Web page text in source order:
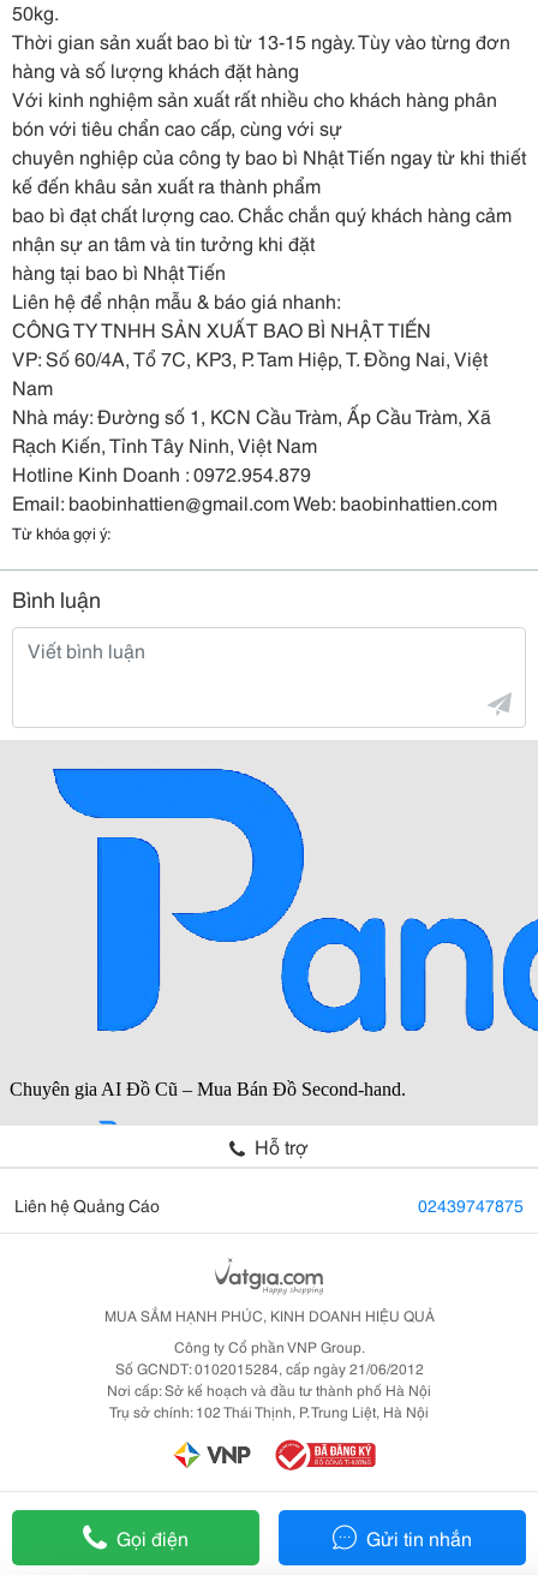
50kg.
Thời gian sản xuất bao bì từ 13-15 ngày. Tùy vào từng đơn
hàng và số lượng khách đặt hàng
Với kinh nghiệm sản xuất rất nhiều cho khách hàng phân
bón với tiêu chẩn cao cấp, cùng với sự
chuyên nghiệp của công ty bao bì Nhật Tiến ngay từ khi thiết
kế đến khâu sản xuất ra thành phẩm
bao bì đạt chất lượng cao. Chắc chắn quý khách hàng cảm
nhận sự an tâm và tin tưởng khi đặt
hàng tại bao bì Nhật Tiến
Liên hệ để nhận mẫu & báo giá nhanh:
CÔNG TY TNHH SẢN XUẤT BAO BÌ NHẬT TIẾN
VP: Số 60/4A, Tổ 7C, KP3, P. Tam Hiệp, T. Đồng Nai, Việt
Nam
Nhà máy: Đường số 1, KCN Cầu Tràm, Ấp Cầu Tràm, Xã
Rạch Kiến, Tỉnh Tây Ninh, Việt Nam
Hotline Kinh Doanh : 0972.954.879
Email: baobinhattien@gmail.com Web: baobinhattien.com
Từ khóa gợi ý:
Bình luận
Gọi điện Gửi tin nhắn
Hỗ trợ
Liên hệ Quảng Cáo 02439747875
MUA SẮM HẠNH PHÚC, KINH DOANH HIỆU QUẢ
Công ty Cổ phần VNP Group.
Số GCNDT: 0102015284, cấp ngày 21/06/2012
Nơi cấp: Sở kế hoạch và đầu tư thành phố Hà Nội
Trụ sở chính: 102 Thái Thịnh, P. Trung Liệt, Hà Nội